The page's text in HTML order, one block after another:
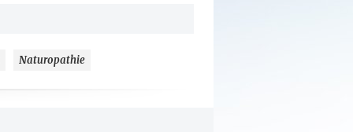
Naturopathie